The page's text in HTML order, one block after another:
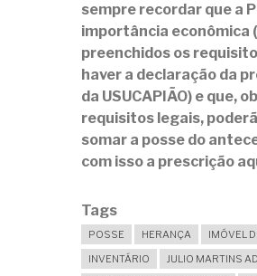
sempre recordar que a
importância econômica
preenchidos os
haver a declaração da
da USUCAPIÃO) e que,
requisitos legais,
somar a posse do
com isso a prescrição
Tags
POSSE HERANÇA IMÓVEL
INVENTÁRIO
JULIO MARTINS